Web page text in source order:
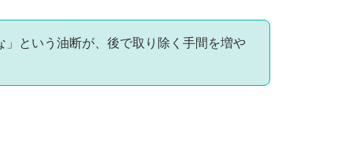
」という油断が、後で取り除く手間を増や